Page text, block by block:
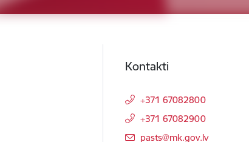
Kontakti
+371 67082800
+371 67082900
E-pasts:
pasts@mk.gov.lv